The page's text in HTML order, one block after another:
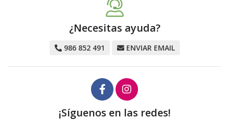
¿Necesitas ayuda?
986 852 491 ENVIAR EMAIL
¡Síguenos en las redes!